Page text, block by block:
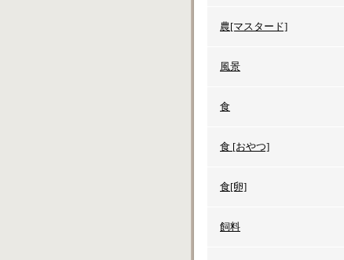
農[マスタード]
風景
食
食 [おやつ]
食[卵]
飼料